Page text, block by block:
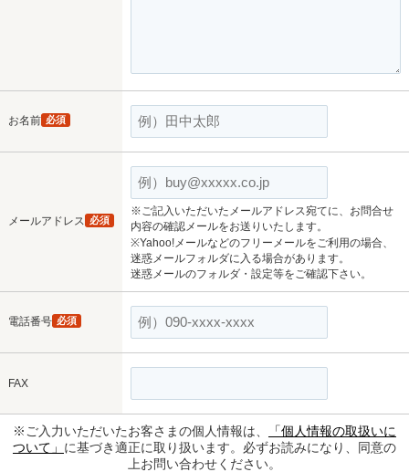
お名前 必須
メールアドレス 必須
※ご記入いただいたメールアドレス宛てに、お問合せ
内容の確認メールをお送りいたします。
※Yahoo!メールなどのフリーメールをご利用の場合、
迷惑メールフォルダに入る場合があります。
迷惑メールのフォルダ・設定等をご確認下さい。
電話番号 必須
FAX
※ご入力いただいたお客さまの個人情報は、
「個人情報の取扱いに
ついて」 に基づき適正に取り扱います。必ずお読みになり、同意の
上お問い合わせください。